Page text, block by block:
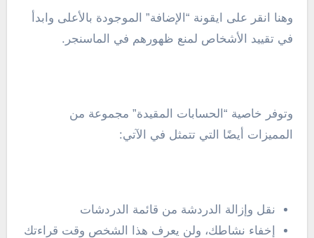
وهنا انقر على ايقونة “الإضافة” الموجودة بالأعلى وابدأ
في تقييد الأشخاص لمنع ظهورهم في الماسنجر.
وتوفر خاصية “الحسابات المقيدة” مجموعة من
المميزات أيضًا التي تتمثل في الآتي:
نقل وإزالة الدردشة من قائمة الدردشات
إخفاء نشاطك، ولن يعرف هذا الشخص وقت قراءتك